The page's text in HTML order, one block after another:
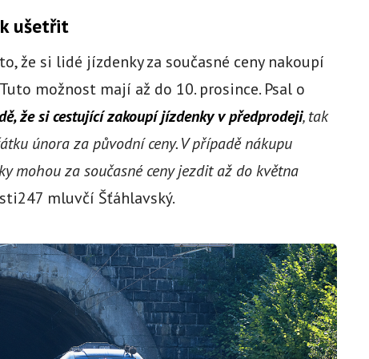
ušetřit
že si lidé jízdenky za současné ceny nakoupí
možnost mají až do 10. prosince. Psal o
že si cestující zakoupí jízdenky v předprodeji, tak
února za původní ceny. V případě nákupu
mohou za současné ceny jezdit až do května
mluvčí Šťáhlavský.